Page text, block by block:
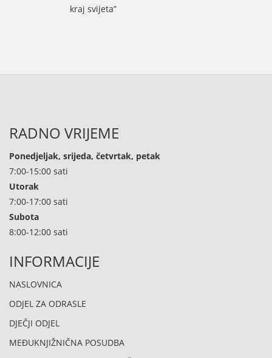
RADNO VRIJEME
Ponedjeljak, srijeda, četvrtak, petak
7:00-15:00 sati
Utorak
7:00-17:00 sati
Subota
8:00-12:00 sati
INFORMACIJE
NASLOVNICA
ODJEL ZA ODRASLE
DJEČJI ODJEL
MEĐUKNJIŽNIČNA POSUDBA